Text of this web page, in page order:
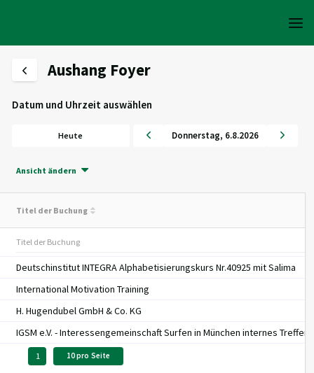
Aushang Foyer
Datum und Uhrzeit auswählen
Heute Donnerstag, 6.8.2026
Ansicht ändern
Titel der Buchung
Deutschinstitut INTEGRA Alphabetisierungskurs Nr.40925 mit Salima
International Motivation Training
H. Hugendubel GmbH & Co. KG
IGSM e.V. - Interessengemeinschaft Surfen in München internes Treffen
1 10 pro Seite